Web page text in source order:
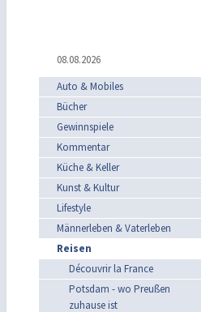
08.08.2026
Auto & Mobiles
Bücher
Gewinnspiele
Kommentar
Küche & Keller
Kunst & Kultur
Lifestyle
Männerleben & Vaterleben
Reisen
Découvrir la France
Potsdam - wo Preußen
zuhause ist